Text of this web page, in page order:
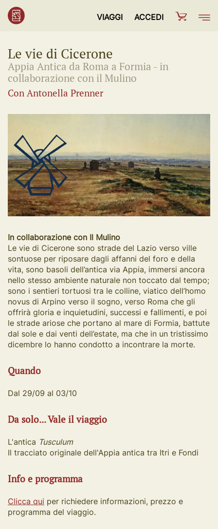
VIAGGI ACCEDI
Le vie di Cicerone
Appia Antica da Roma a Formia - in
collaborazione con il Mulino
Con Antonella Prenner
In collaborazione con Il Mulino
Le vie di Cicerone sono strade del Lazio verso ville
sontuose per riposare dagli affanni del foro e della
vita, sono basoli dell’antica via Appia, immersi ancora
nello stesso ambiente naturale non toccato dal tempo;
sono i sentieri tortuosi tra le colline, viatico dell’homo
novus di Arpino verso il sogno, verso Roma che gli
offrirà gloria e inquietudini, successi e fallimenti, e poi
le strade ariose che portano al mare di Formia, battute
dal sole e dai venti dell’estate, ma che in un tristissimo
dicembre lo hanno condotto a incontrare la morte.
Quando
Dal 29/09 al 03/10
Da solo... Vale il viaggio
L'antica Tusculum
Il tracciato originale dell'Appia antica tra Itri e Fondi
Info e programma
Clicca qui per richiedere informazioni, prezzo e
programma del viaggio.